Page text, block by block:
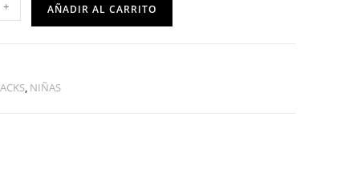
+ AÑADIR AL CARRITO
, NIÑAS